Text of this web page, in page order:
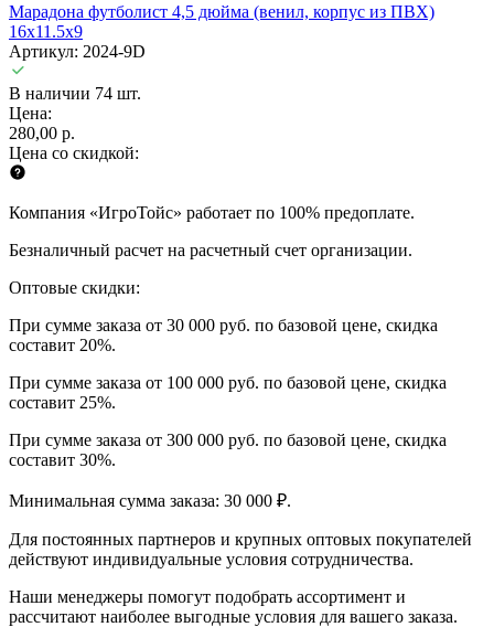
Марадона футболист 4,5 дюйма (венил, корпус из ПВХ)
16х11.5х9
Артикул: 2024-9D
В наличии 74 шт.
Цена:
280,00 р.
Цена со скидкой:
Компания «ИгроТойс» работает по 100% предоплате.
Безналичный расчет на расчетный счет организации.
Оптовые скидки:
При сумме заказа от 30 000 руб. по базовой цене, скидка
составит 20%.
При сумме заказа от 100 000 руб. по базовой цене, скидка
составит 25%.
При сумме заказа от 300 000 руб. по базовой цене, скидка
составит 30%.
Минимальная сумма заказа: 30 000 ₽.
Для постоянных партнеров и крупных оптовых покупателей
действуют индивидуальные условия сотрудничества.
Наши менеджеры помогут подобрать ассортимент и
рассчитают наиболее выгодные условия для вашего заказа.